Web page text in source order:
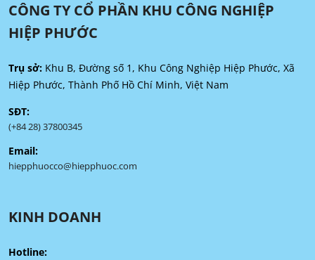
CÔNG TY CỔ PHẦN KHU CÔNG NGHIỆP
HIỆP PHƯỚC
Trụ sở: Khu B, Đường số 1, Khu Công Nghiệp Hiệp Phước, Xã
Hiệp Phước, Thành Phố Hồ Chí Minh, Việt Nam
SĐT:
(+84 28) 37800345
Email:
hiepphuocco@hiepphuoc.com
KINH DOANH
Hotline: